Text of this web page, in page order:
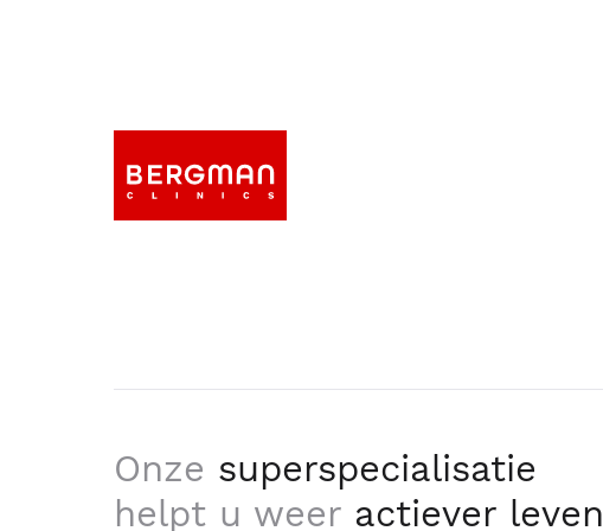
Onze superspecialisatie
helpt u weer actiever leven